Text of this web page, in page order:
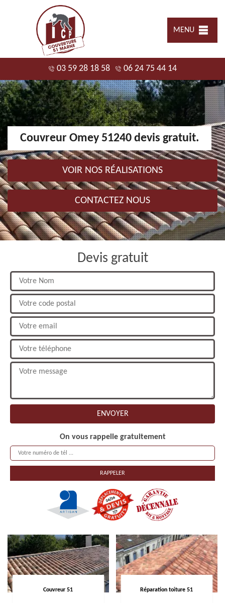
MENU
03 59 28 18 58 06 24 75 44 14
Couvreur Omey 51240 devis gratuit.
VOIR NOS RÉALISATIONS
CONTACTEZ NOUS
Devis gratuit
On vous rappelle gratuitement
Couvreur 51 Réparation toiture 51